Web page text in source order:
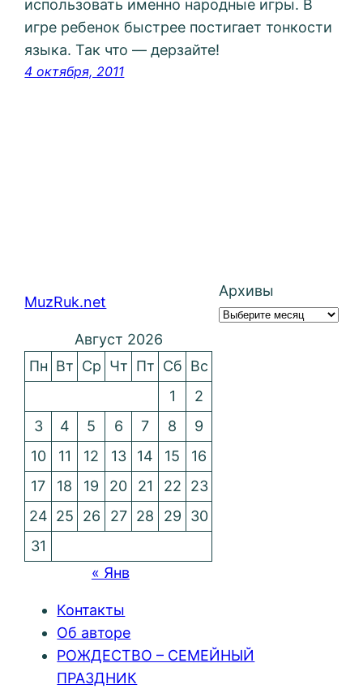
использовать именно народные игры. В
игре ребенок быстрее постигает тонкости
языка. Так что — дерзайте!
4 октября, 2011
MuzRuk.net
Архивы
Август 2026
Пн Вт Ср Чт Пт Сб Вс
1
2
3
4 5 6 7 8
9
10
11 12 13 14 15
16
17
18 19 20 21 22
23
24 25 26 27 28 29
30
31
« Янв
Контакты
Об авторе
РОЖДЕСТВО – СЕМЕЙНЫЙ
ПРАЗДНИК